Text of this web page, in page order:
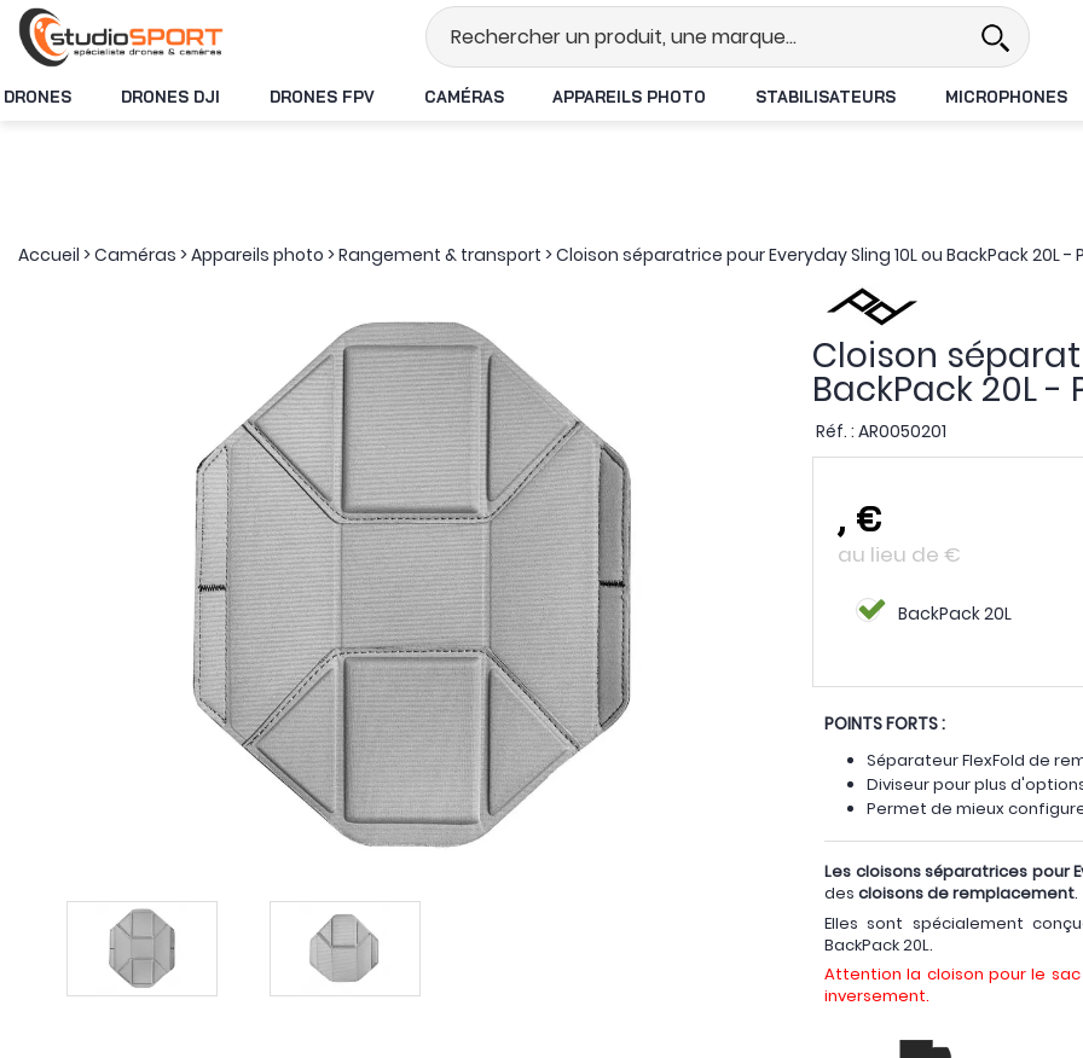
Stock en temps réel
DRONES DRONES DJI DRONES FPV CAMÉRAS APPAREILS PHOTO STABILISATEURS MICROPHONES
Accueil >Caméras >Appareils photo >Rangement & transport >Cloison séparatrice pour Everyday Sling 10L ou BackPack 20L -
Cloison
BackPack 20L -
Réf. : AR0050201
, €
au lieu de €
BackPack 20L
POINTS FORTS :
Séparateur FlexFold de
Diviseur pour plus
Permet de mieux
Les cloisons séparatrices pour
des cloisons de remplacement.
Elles sont spécialement
BackPack 20L.
Attention la cloison pour le sac
inversement.